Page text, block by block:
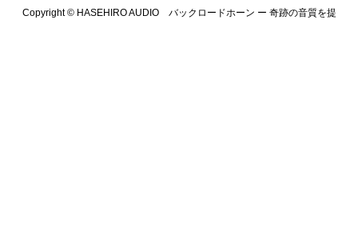
Copyright ©HASEHIRO AUDIO バックロードホーン ー 奇跡の音質を提